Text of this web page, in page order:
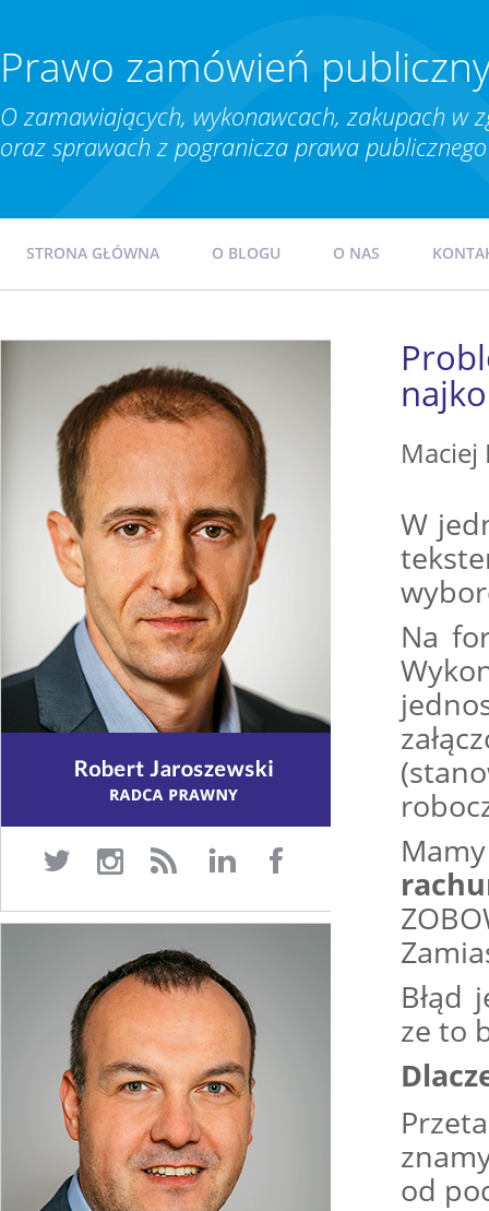
Prawo zamówień
O zamawiających, wykonawcach, zakupach w
oraz sprawach z pogranicza prawa
STRONA GŁÓWNA O BLOGU O NAS
Maciej
W
Na
Błąd
ze to
od